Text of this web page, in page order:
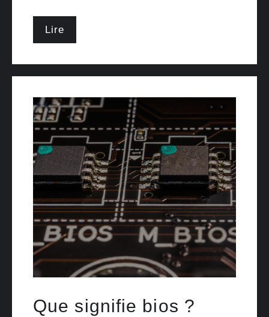
Lire
Que signifie bios ?